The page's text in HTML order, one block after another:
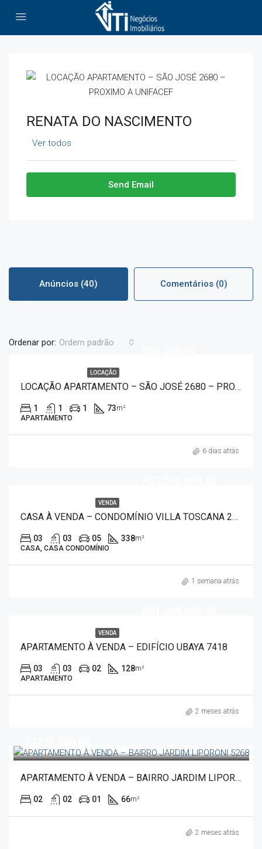
RENATA DO NASCIMENTO
Ver todos
Send Email
Anúncios (40) Comentários (0)
Ordenar por: Ordem padrão
LOCAÇÃO
LOCAÇÃO APARTAMENTO – SÃO JOSÉ 2680 – PROXIMO A UNIFACEF
1 1 1 73m²
APARTAMENTO
6 dias atrás
VENDA
CASA À VENDA – CONDOMÍNIO VILLA TOSCANA 2965
03 03 05 338m²
CASA, CASA CONDOMÍNIO
1 semana atrás
VENDA
APARTAMENTO À VENDA – EDIFÍCIO UBAYA 7418
03 03 02 128m²
APARTAMENTO
2 meses atrás
APARTAMENTO À VENDA – BAIRRO JARDIM LIPORONI 5268
02 02 01 66m²
2 meses atrás